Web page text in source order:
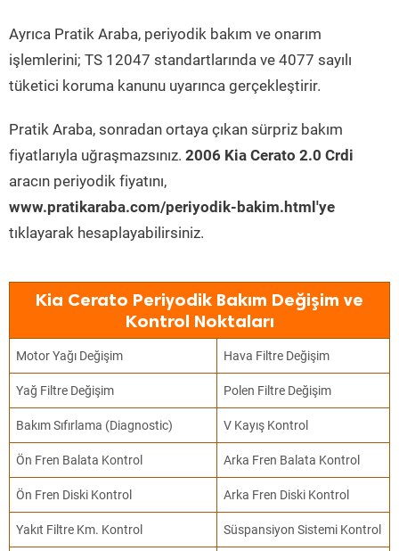
Ayrıca Pratik Araba, periyodik bakım ve onarım
işlemlerini; TS 12047 standartlarında ve 4077 sayılı
tüketici koruma kanunu uyarınca gerçekleştirir.
Pratik Araba, sonradan ortaya çıkan sürpriz bakım
fiyatlarıyla uğraşmazsınız. 2006 Kia Cerato 2.0 Crdi
aracın periyodik fiyatını,
www.pratikaraba.com/periyodik-bakim.html'ye
tıklayarak hesaplayabilirsiniz.
Kia Cerato Periyodik Bakım Değişim ve
Kontrol Noktaları
Motor Yağı Değişim Hava Filtre Değişim
Yağ Filtre Değişim Polen Filtre Değişim
Bakım Sıfırlama (Diagnostic) V Kayış Kontrol
Ön Fren Balata Kontrol Arka Fren Balata Kontrol
Ön Fren Diski Kontrol Arka Fren Diski Kontrol
Yakıt Filtre Km. Kontrol Süspansiyon Sistemi Kontrol